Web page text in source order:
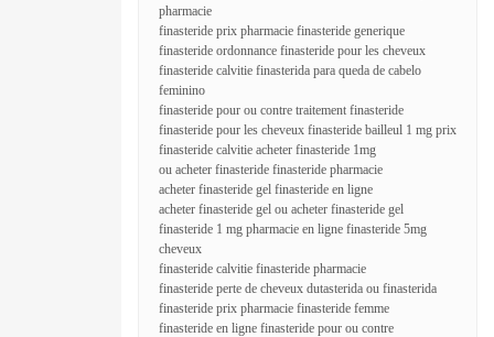
pharmacie
finasteride prix pharmacie finasteride generique
finasteride ordonnance finasteride pour les cheveux
finasteride calvitie finasterida para queda de cabelo
feminino
finasteride pour ou contre traitement finasteride
finasteride pour les cheveux finasteride bailleul 1 mg prix
finasteride calvitie acheter finasteride 1mg
ou acheter finasteride finasteride pharmacie
acheter finasteride gel finasteride en ligne
acheter finasteride gel ou acheter finasteride gel
finasteride 1 mg pharmacie en ligne finasteride 5mg
cheveux
finasteride calvitie finasteride pharmacie
finasteride perte de cheveux dutasterida ou finasterida
finasteride prix pharmacie finasteride femme
finasteride en ligne finasteride pour ou contre